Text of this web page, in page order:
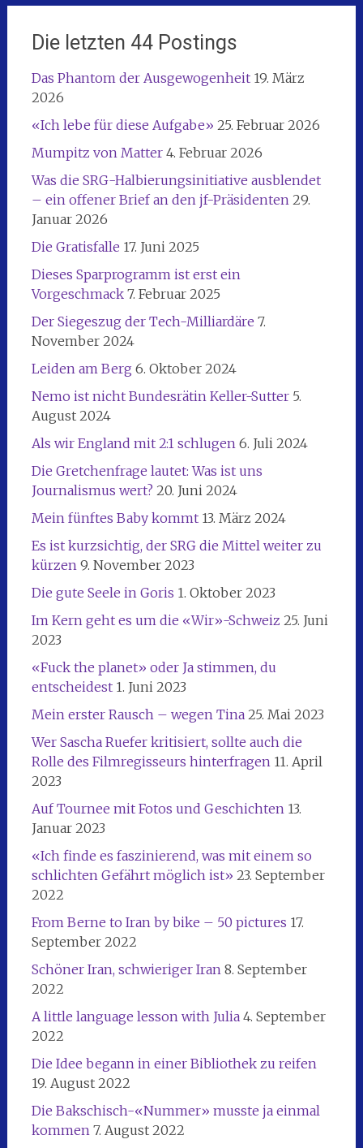
Die letzten 44 Postings
Das Phantom der Ausgewogenheit 19. März
2026
«Ich lebe für diese Aufgabe» 25. Februar 2026
Mumpitz von Matter 4. Februar 2026
Was die SRG-Halbierungsinitiative ausblendet
– ein offener Brief an den jf-Präsidenten 29.
Januar 2026
Die Gratisfalle 17. Juni 2025
Dieses Sparprogramm ist erst ein
Vorgeschmack 7. Februar 2025
Der Siegeszug der Tech-Milliardäre 7.
November 2024
Leiden am Berg 6. Oktober 2024
Nemo ist nicht Bundesrätin Keller-Sutter 5.
August 2024
Als wir England mit 2:1 schlugen 6. Juli 2024
Die Gretchenfrage lautet: Was ist uns
Journalismus wert? 20. Juni 2024
Mein fünftes Baby kommt 13. März 2024
Es ist kurzsichtig, der SRG die Mittel weiter zu
kürzen 9. November 2023
Die gute Seele in Goris 1. Oktober 2023
Im Kern geht es um die «Wir»-Schweiz 25. Juni
2023
«Fuck the planet» oder Ja stimmen, du
entscheidest 1. Juni 2023
Mein erster Rausch – wegen Tina 25. Mai 2023
Wer Sascha Ruefer kritisiert, sollte auch die
Rolle des Filmregisseurs hinterfragen 11. April
2023
Auf Tournee mit Fotos und Geschichten 13.
Januar 2023
«Ich finde es faszinierend, was mit einem so
schlichten Gefährt möglich ist» 23. September
2022
From Berne to Iran by bike – 50 pictures 17.
September 2022
Schöner Iran, schwieriger Iran 8. September
2022
A little language lesson with Julia 4. September
2022
Die Idee begann in einer Bibliothek zu reifen
19. August 2022
Die Bakschisch-«Nummer» musste ja einmal
kommen 7. August 2022